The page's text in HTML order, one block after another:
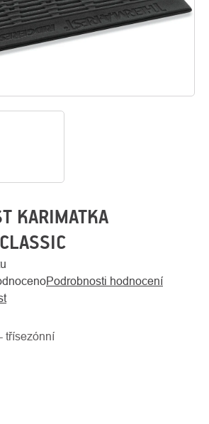
KARIMATKA
Podrobnosti hodnocení
třísezónní